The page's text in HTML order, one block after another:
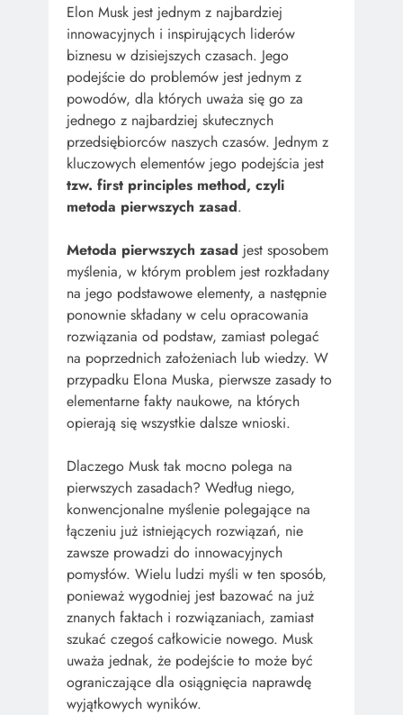
Elon Musk jest jednym z najbardziej
innowacyjnych i inspirujących liderów
biznesu w dzisiejszych czasach. Jego
podejście do problemów jest jednym z
powodów, dla których uważa się go za
jednego z najbardziej skutecznych
przedsiębiorców naszych czasów. Jednym z
kluczowych elementów jego podejścia jest
tzw. first principles method, czyli
metoda pierwszych zasad.
Metoda pierwszych zasad jest sposobem
myślenia, w którym problem jest rozkładany
na jego podstawowe elementy, a następnie
ponownie składany w celu opracowania
rozwiązania od podstaw, zamiast polegać
na poprzednich założeniach lub wiedzy. W
przypadku Elona Muska, pierwsze zasady to
elementarne fakty naukowe, na których
opierają się wszystkie dalsze wnioski.
Dlaczego Musk tak mocno polega na
pierwszych zasadach? Według niego,
konwencjonalne myślenie polegające na
łączeniu już istniejących rozwiązań, nie
zawsze prowadzi do innowacyjnych
pomysłów. Wielu ludzi myśli w ten sposób,
ponieważ wygodniej jest bazować na już
znanych faktach i rozwiązaniach, zamiast
szukać czegoś całkowicie nowego. Musk
uważa jednak, że podejście to może być
ograniczające dla osiągnięcia naprawdę
wyjątkowych wyników.